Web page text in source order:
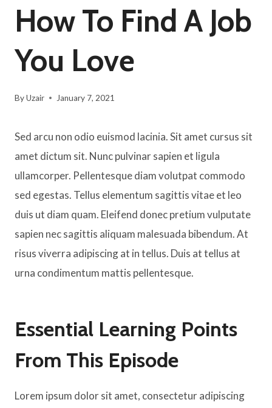
How To Find A Job
You Love
ByUzair January 7, 2021
Sed arcu non odio euismod lacinia. Sit amet cursus sit
amet dictum sit. Nunc pulvinar sapien et ligula
ullamcorper. Pellentesque diam volutpat commodo
sed egestas. Tellus elementum sagittis vitae et leo
duis ut diam quam. Eleifend donec pretium vulputate
sapien nec sagittis aliquam malesuada bibendum. At
risus viverra adipiscing at in tellus. Duis at tellus at
urna condimentum mattis pellentesque.
Essential Learning Points
From This Episode
Lorem ipsum dolor sit amet, consectetur adipiscing